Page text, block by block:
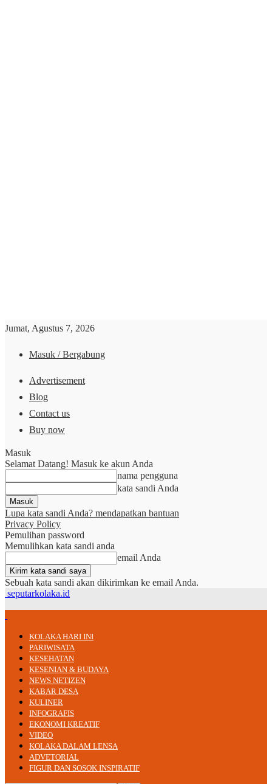
Jumat, Agustus 7, 2026
Masuk / Bergabung
Advertisement
Blog
Contact us
Buy now
Masuk
Selamat Datang! Masuk ke akun Anda
nama pengguna
kata sandi Anda
Lupa kata sandi Anda? mendapatkan bantuan
Privacy Policy
Pemulihan password
Memulihkan kata sandi anda
email Anda
Sebuah kata sandi akan dikirimkan ke email Anda.
seputarkolaka.id
KOLAKA HARI INI
PARIWISATA
KESEHATAN
KESENIAN & BUDAYA
NEWS NETIZEN
KABAR DESA
KULINER
INFOGRAFIS
EKONOMI KREATIF
VIDEO
KOLAKA DALAM LENSA
ADVETORIAL
FIGUR DAN SOSOK INSPIRATIF